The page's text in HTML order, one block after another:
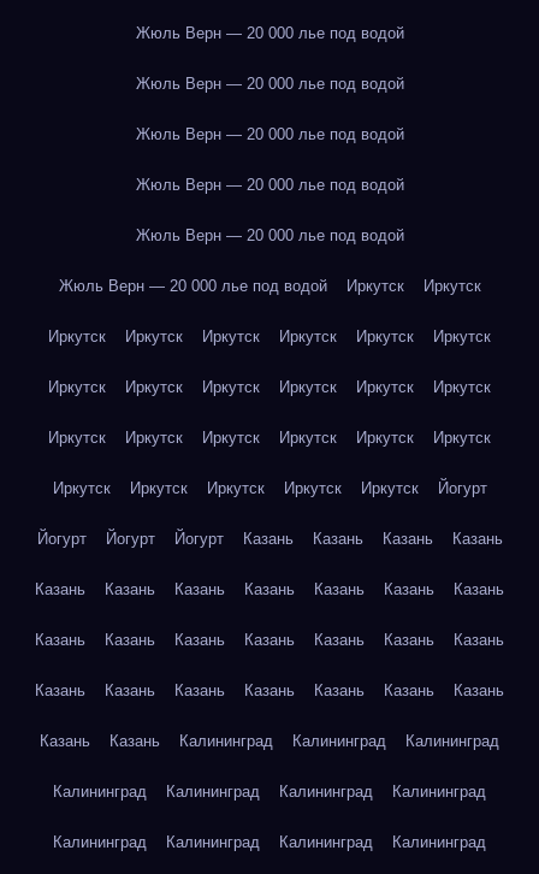
Жюль Верн — 20 000 лье под водой
Жюль Верн — 20 000 лье под водой
Жюль Верн — 20 000 лье под водой
Жюль Верн — 20 000 лье под водой
Жюль Верн — 20 000 лье под водой
Жюль Верн — 20 000 лье под водой Иркутск Иркутск
Иркутск Иркутск Иркутск Иркутск Иркутск Иркутск
Иркутск Иркутск Иркутск Иркутск Иркутск Иркутск
Иркутск Иркутск Иркутск Иркутск Иркутск Иркутск
Иркутск Иркутск Иркутск Иркутск Иркутск Йогурт
Йогурт Йогурт Йогурт Казань Казань Казань Казань
Казань Казань Казань Казань Казань Казань Казань
Казань Казань Казань Казань Казань Казань Казань
Казань Казань Казань Казань Казань Казань Казань
Казань Казань Калининград Калининград Калининград
Калининград Калининград Калининград Калининград
Калининград Калининград Калининград Калининград